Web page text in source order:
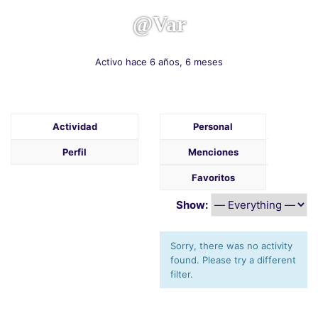
@var
Activo hace 6 años, 6 meses
Actividad
Perfil
Personal
Menciones
Favoritos
Show:
Sorry, there was no activity
found. Please try a different
filter.